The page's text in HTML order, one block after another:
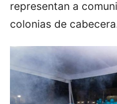
representan a
colonias de